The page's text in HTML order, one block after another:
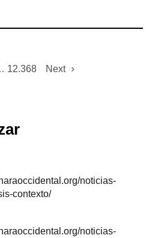
12.368 Next
noticias-
contexto/
noticias-